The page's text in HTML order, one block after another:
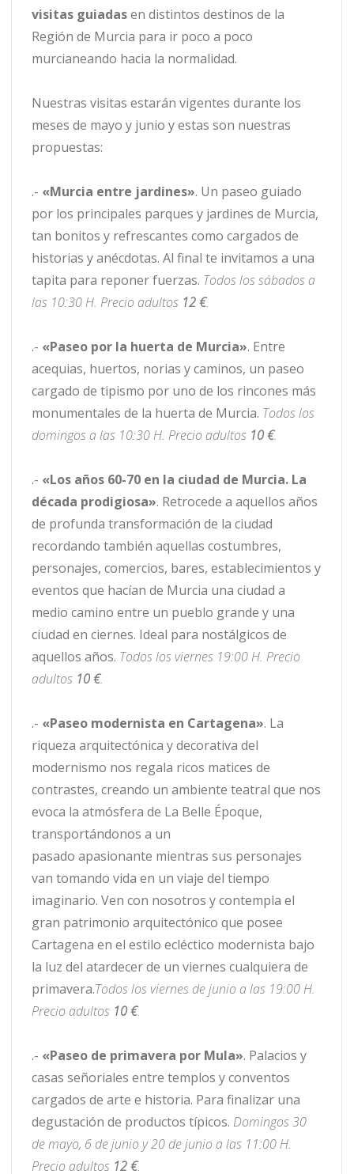
visitas guiadasen distintos destinos de la
Región de Murcia para ir poco a poco
murcianeando hacia la normalidad.
Nuestras visitas estarán vigentes durante los
meses de mayo y junio y estas son nuestras
propuestas:
.- «Murcia entre jardines». Un paseo guiado
por los principales parques y jardines de Murcia,
tan bonitos y refrescantes como cargados de
historias y anécdotas. Al final te invitamos a una
tapita para reponer fuerzas. Todos los sábados a
las 10:30 H. Precio adultos 12 €.
.- «Paseo por la huerta de Murcia». Entre
acequias, huertos, norias y caminos, un paseo
cargado de tipismo por uno de los rincones más
monumentales de la huerta de Murcia. Todos los
domingos a las 10:30 H. Precio adultos 10 €.
.- «Los años 60-70 en la ciudad de Murcia. La
década prodigiosa». Retrocede a aquellos años
de profunda transformación de la ciudad
recordando también aquellas costumbres,
personajes, comercios, bares, establecimientos y
eventos que hacían de Murcia una ciudad a
medio camino entre un pueblo grande y una
ciudad en ciernes. Ideal para nostálgicos de
aquellos años. Todos los viernes 19:00 H. Precio
adultos 10 €.
.- «Paseo modernista en Cartagena». La
riqueza arquitectónica y decorativa del
modernismo nos regala ricos matices de
contrastes, creando un ambiente teatral que nos
evoca la atmósfera de La Belle Époque,
transportándonos a un
pasado apasionante mientras sus personajes
van tomando vida en un viaje del tiempo
imaginario. Ven con nosotros y contempla el
gran patrimonio arquitectónico que posee
Cartagena en el estilo ecléctico modernista bajo
la luz del atardecer de un viernes cualquiera de
primavera.Todos los viernes de junio a las 19:00 H.
Precio adultos 10 €.
.- «Paseo de primavera por Mula». Palacios y
casas señoriales entre templos y conventos
cargados de arte e historia. Para finalizar una
degustación de productos típicos. Domingos 30
de mayo, 6 de junio y 20 de junio a las 11:00 H.
Precio adultos 12 €.